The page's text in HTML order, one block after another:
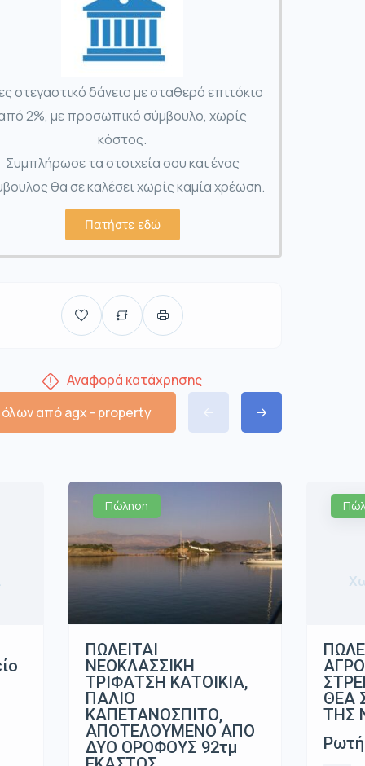
στεγαστικό δάνειο με σταθερό επιτόκιο
2%, με προσωπικό σύμβουλο, χωρίς
κόστος.
Συμπλήρωσε τα στοιχεία σου και ένας
θα σε καλέσει χωρίς καμία χρέωση.
Πατήστε εδώ
Αναφορά κατάχρησης
από agx - property
Πώληση
ΠΩΛΕΙΤΑΙ
ΝΕΟΚΛΑΣΣΙΚΗ
ΤΡΙΦΑΤΣΗ ΚΑΤΟΙΚΙΑ,
ΠΑΛΙΟ
ΚΑΠΕΤΑΝΟΣΠΙΤΟ,
ΑΠΟΤΕΛΟΥΜΕΝΟ ΑΠΟ
ΔΥΟ ΟΡΟΦΟΥΣ 92τμ
ΘΕΑ
ΤΗΣ